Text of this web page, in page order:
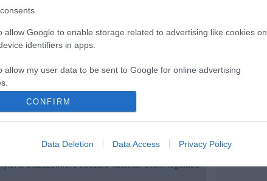
allow Google to enable storage related to advertising like cookies on
identifiers in apps.
allow my user data to be sent to Google for online advertising
allow Google to send me personalized advertising.
identifiers in apps.
allow Google to enable storage related to functionality of the website
CONFIRM
Data Deletion Data Access Privacy Policy
írások:
meg: ezúttal Jemenben csaptak le az amerikai
meghalt négy NATO-katona
afgán szuverenitás ideje
hat férfi ellen Ausztriában
ítélték el a német-afgán terroristát
a díszszemlére készülő katonák ellen: legalább